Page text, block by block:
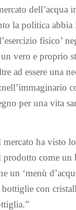
dell’acqua
la politica abbia
fisico’
vero e proprio
ad essere una
per una vita
mercato ha visto
come un
un ‘menù
con